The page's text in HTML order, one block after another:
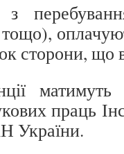
з
сторони, що
матимуть
праць
України.